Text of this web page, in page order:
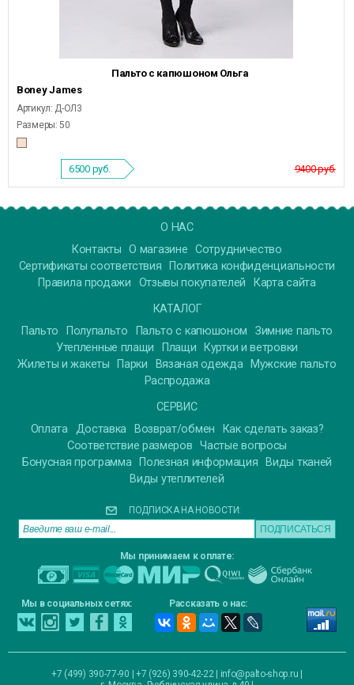
Пальто с капюшоном Ольга
Boney James
Артикул: Д-ОЛ3
Размеры: 50
9400 руб.
6500 руб.
О НАС
Контакты
О магазине Сотрудничество
Сертификаты соответствия
Политика конфиденциальности
Правила продажи
Отзывы покупателей
Карта сайта
КАТАЛОГ
Пальто
Полупальто Пальто с капюшоном
Зимние пальто
Утепленные плащи
Плащи
Куртки и ветровки
Жилеты и жакеты
Парки Вязаная одежда
Мужские пальто
Распродажа
СЕРВИС
Оплата Доставка Возврат/обмен
Как сделать заказ?
Соответствие размеров
Частые вопросы
Бонусная программа
Полезная информация
Виды тканей
Виды утеплителей
ПОДПИСКА НА НОВОСТИ:
Мы принимаем к оплате:
Мы в социальных сетях: Рассказать о нас:
+7 (499) 390-77-90 | +7 (926) 390-42-22 | info@palto-shop.ru